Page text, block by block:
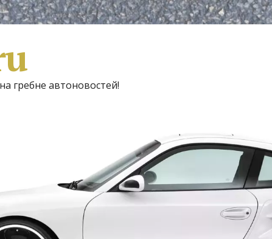
гребне автоновостей!